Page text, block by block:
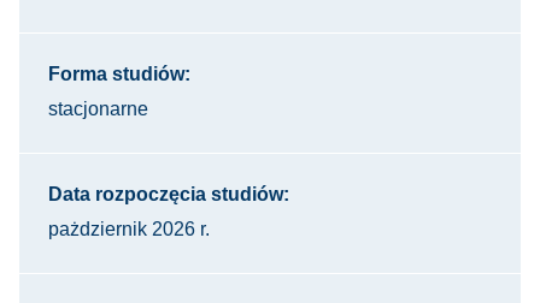
Forma studiów:
stacjonarne
Data rozpoczęcia studiów:
pażdziernik 2026 r.